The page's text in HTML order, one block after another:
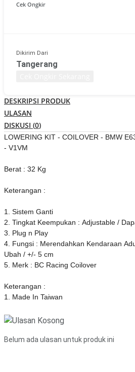
Cek Ongkir
Dikirim Dari
Tangerang
DESKRIPSI PRODUK
ULASAN
DISKUSI (0)
LOWERING KIT - COILOVER - BMW
- V1VM
Berat : 32 Kg
Keterangan :
1. Sistem Ganti
2. Tingkat Keempukan : Adjustable /
3. Plug n Play
4. Fungsi : Merendahkan Kendaraan
Ubah / +/- 5 cm
5. Merk : BC Racing Coilover
Keterangan :
1. Made In Taiwan
Belum ada ulasan untuk produk ini